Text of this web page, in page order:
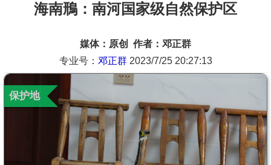
海南鳽：南河国家级自然保护区
媒体：原创 作者：邓正群
专业号： 邓正群 2023/7/25 20:27:13